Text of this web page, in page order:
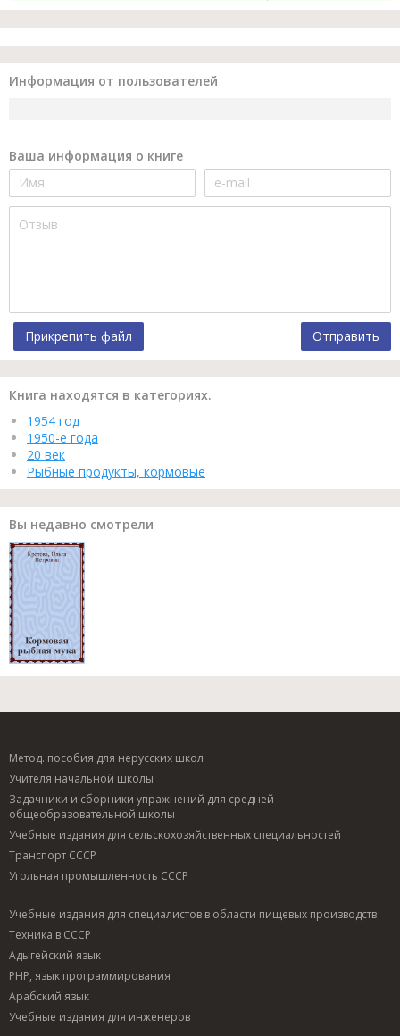
Информация от пользователей
Ваша информация о книге
Прикрепить файл Отправить
Книга находятся в категориях.
1954 год
1950-е года
20 век
Рыбные продукты, кормовые
Вы недавно смотрели
Метод. пособия для нерусских школ
Учителя начальной школы
Задачники и сборники упражнений для средней
общеобразовательной школы
Учебные издания для сельскохозяйственных специальностей
Транспорт СССР
Угольная промышленность СССР
Учебные издания для специалистов в области пищевых производств
Техника в СССР
Адыгейский язык
PHP, язык программирования
Арабский язык
Учебные издания для инженеров